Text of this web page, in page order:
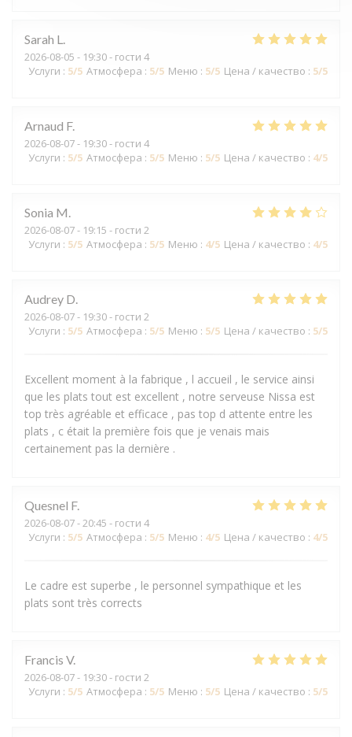
Sarah L
2026-08-05 - 19:30 - гости 4
Услуги : 5/5 Атмосфера : 5/5 Меню : 5/5 Цена / качество : 5/5
Arnaud F
2026-08-07- 19:30 - гости 4
Услуги : 5/5 Атмосфера : 5/5 Меню : 5/5 Цена / качество : 4/5
Sonia M
2026-08-07- 19:15 - гости 2
Услуги : 5/5 Атмосфера : 5/5 Меню : 4/5 Цена / качество : 4/5
Audrey D
2026-08-07- 19:30 - гости 2
Услуги : 5/5 Атмосфера : 5/5 Меню : 5/5 Цена / качество : 5/5
Excellent moment à la fabrique , l accueil , le service ainsi
que les plats tout est excellent , notre serveuse Nissa est
top très agréable et efficace , pas top d attente entre les
plats , c était la première fois que je venais mais
certainement pas la dernière .
Quesnel F
2026-08-07- 20:45 - гости 4
Услуги : 5/5 Атмосфера : 5/5 Меню : 4/5 Цена / качество : 4/5
Le cadre est superbe , le personnel sympathique et les
plats sont très corrects
Francis V
2026-08-07- 19:30 - гости 2
Услуги : 5/5 Атмосфера : 5/5 Меню : 5/5 Цена / качество : 5/5